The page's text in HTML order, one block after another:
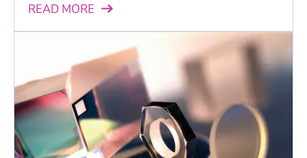
READ MORE